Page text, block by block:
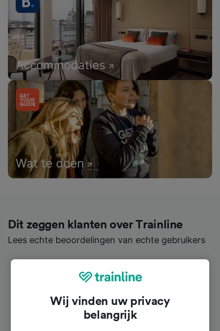
Accommodaties
Wat te doen
Dit zeggen klanten over Trainline
Lees echte beoordelingen van echte gebruikers
Wij vinden uw privacy
belangrijk